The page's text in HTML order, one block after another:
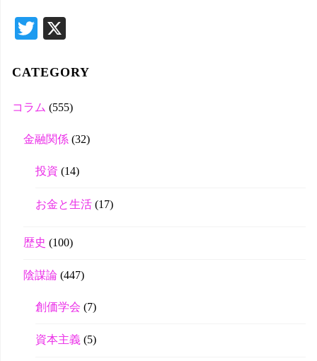
T
tte
CATEGORY
コラム (555)
金融関係 (32)
投資 (14)
お金と生活(17)
歴史 (100)
陰謀論 (447)
創価学会 (7)
資本主義(5)